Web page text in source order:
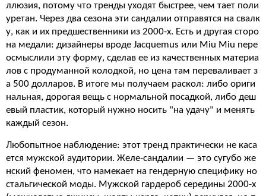
ллюзия, потому что тренды уходят быстрее, чем тает поли
уретан. Через два сезона эти сандалии отправятся на свалк
у, как и их предшественники из 2000-х. Есть и другая сторо
на медали: дизайнеры вроде Jacquemus или Miu Miu пере
осмыслили эту форму, сделав ее из качественных материа
лов с продуманной колодкой, но цена там переваливает з
а 500 долларов. В итоге мы получаем раскол: либо ориги
нальная, дорогая вещь с нормальной посадкой, либо деш
евый пластик, который нужно носить "на удачу" и менять
каждый сезон.
Любопытное наблюдение: этот тренд практически не каса
ется мужской аудитории. Желе-сандалии — это сугубо же
нский феномен, что намекает на гендерную специфику но
стальгической моды. Мужской гардероб середины 2000-х